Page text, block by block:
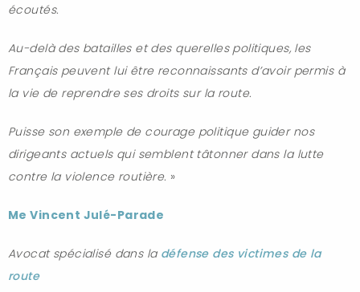
écoutés.
Au-delà des batailles et des querelles politiques, les
Français peuvent lui être reconnaissants d’avoir permis à
la vie de reprendre ses droits sur la route.
Puisse son exemple de courage politique guider nos
dirigeants actuels qui semblent tâtonner dans la lutte
contre la violence routière. »
Me Vincent Julé-Parade
Avocat spécialisé dans la défense des victimes de la
route